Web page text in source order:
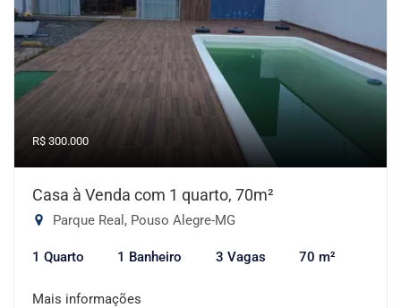
R$ 300.000
Casa à Venda com 1 quarto, 70m²
Parque Real, Pouso Alegre-MG
1 Quarto 1 Banheiro 3 Vagas 70 m²
Mais informações